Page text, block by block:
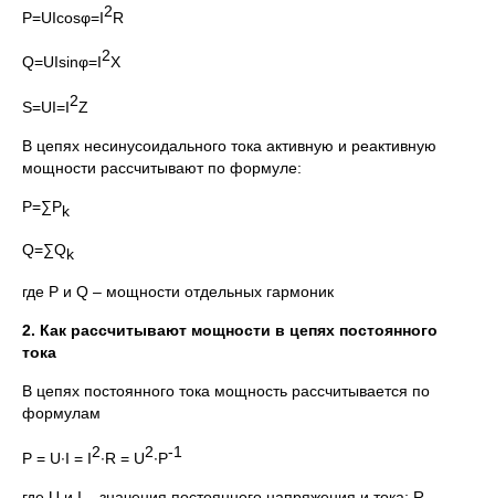
P=UIcosφ=I2R
Q=UIsinφ=I2X
S=UI=I2Z
В цепях несинусоидального тока активную и реактивную
мощности рассчитывают по формуле:
P=∑Pk
Q=∑Qk
где P и Q – мощности отдельных гармоник
2. Как рассчитывают мощности в цепях постоянного
тока
В цепях постоянного тока мощность рассчитывается по
формулам
P = U∙I = I2∙R = U2∙P-1